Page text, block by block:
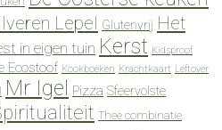
Lepel Glutenvrij Het
in eigen tuin Kerst Kidsproof
Ecostoof Kookboeken Krachtkaart Leftover
Mr Igel Pizza Sfeervolste
Thee combinatie